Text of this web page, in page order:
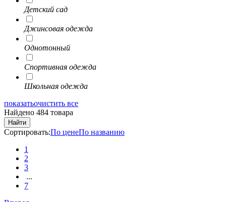
Детский сад
Джинсовая одежда
Однотонный
Спортивная одежда
Школьная одежда
показатьочистить все
Найдено 484 товара
Найти
Сортировать:По ценеПо названию
1
2
3
...
7